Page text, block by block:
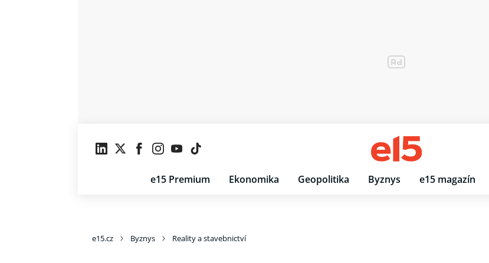
e15 Premium Ekonomika Geopolitika Byznys e15 magazín
e15.cz Byznys Reality a stavebnictví